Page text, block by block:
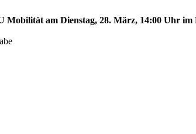
am Dienstag, 28. März, 14:00 Uhr